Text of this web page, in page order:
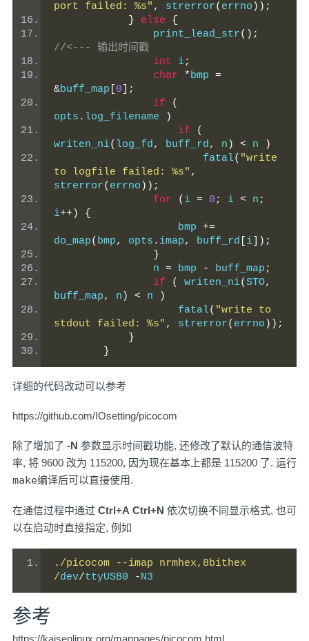
port failed: %s" , strerror( errno ));
}
else
{
                print_lead_str
();
//<--- 输出时间戳
int i;
char
*bmp =
&buff_map 0 ];
if
(
opts . log_filename
)
if
(
writen_ni( log_fd, buff_rd, n ) < n
)
                        fatal
( "write
to logfile failed: %s" ,
strerror( errno ));
for
( i = 0 ; i < n ;
i++)
{
                    bmp
+=
do_map( bmp, opts . imap, buff_rd i ]);
}
                n
= bmp - buff_map ;
if
( writen_ni(STO,
buff_map, n ) < n
)
                    fatal
( "write to
stdout failed: %s" , strerror( errno ));
}
}
详细的代码改动可以参考
https://github.com/IOsetting/picocom
除了增加了 -N 参数显示时间戳功能, 还修改了默认的通信波特
率, 将 9600 改为 115200, 因为现在基本上都是 115200 了. 运行
make编译后可以直接使用.
在通信过程中通过 Ctrl+A Ctrl+N 依次切换不同显示格式, 也可
以在启动时直接指定, 例如
. /picocom --imap nrmhex,8bithex
/dev/ttyUSB0 -N3
参考
https://kaisenlinux.org/manpages/picocom.html